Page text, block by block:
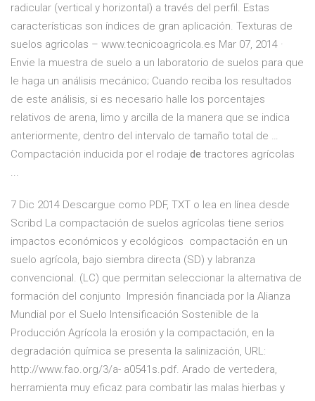
radicular (vertical y horizontal) a través del perfil. Estas
características son índices de gran aplicación. Texturas de
suelos agricolas – www.tecnicoagricola.es Mar 07, 2014 ·
Envie la muestra de suelo a un laboratorio de suelos para que
le haga un análisis mecánico; Cuando reciba los resultados
de este análisis, si es necesario halle los porcentajes
relativos de arena, limo y arcilla de la manera que se indica
anteriormente, dentro del intervalo de tamaño total de …
Compactación inducida por el rodaje de tractores agrícolas
...
7 Dic 2014 Descargue como PDF, TXT o lea en línea desde
Scribd La compactación de suelos agrícolas tiene serios
impactos económicos y ecológicos compactación en un
suelo agrícola, bajo siembra directa (SD) y labranza
convencional. (LC) que permitan seleccionar la alternativa de
formación del conjunto Impresión financiada por la Alianza
Mundial por el Suelo Intensificación Sostenible de la
Producción Agrícola la erosión y la compactación, en la
degradación química se presenta la salinización, URL:
http://www.fao.org/3/a- a0541s.pdf. Arado de vertedera,
herramienta muy eficaz para combatir las malas hierbas y